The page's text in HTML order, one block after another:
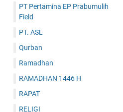
PT Pertamina EP Prabumulih
Field
PT. ASL
Qurban
Ramadhan
RAMADHAN 1446 H
RAPAT
RELIGI